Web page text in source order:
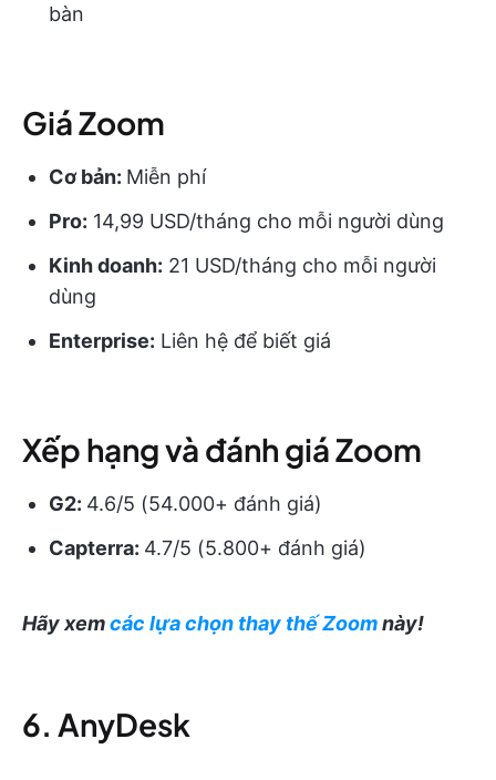
bàn
Giá Zoom
Cơ bản: Miễn phí
Pro: 14,99 USD/tháng cho mỗi người dùng
Kinh doanh: 21 USD/tháng cho mỗi người
dùng
Enterprise: Liên hệ để biết giá
Xếp hạng và đánh giá Zoom
G2: 4.6/5 (54.000+ đánh giá)
Capterra: 4.7/5 (5.800+ đánh giá)
Hãy xemcác lựa chọn thay thế Zoomnày!
6. AnyDesk